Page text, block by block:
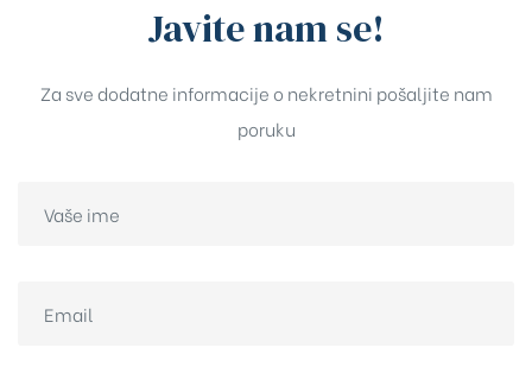
Javite nam se!
Za sve dodatne informacije o nekretnini pošaljite nam
poruku